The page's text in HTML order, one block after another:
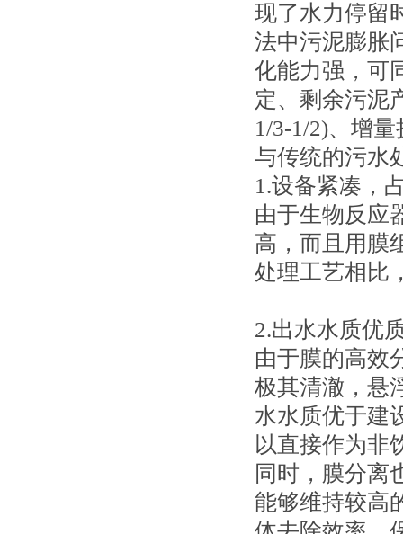
现了水力停留
法中污泥膨胀
化能力强，可
定、剩余污泥
1/3-1/2)、增
与传统的污水
1.设备紧凑，
由于生物反应
高，而且用膜
处理工艺相比
2.出水水质优
由于膜的高效
极其清澈，悬
水水质优于建
以直接作为非
同时，膜分离
能够维持较高